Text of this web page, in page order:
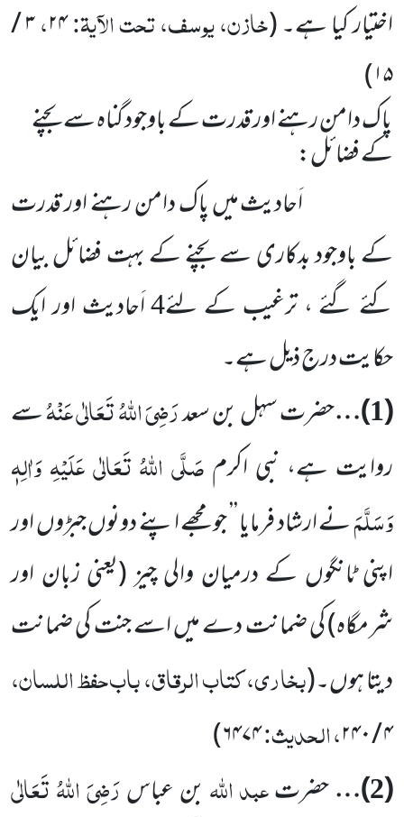
اختیار کیا ہے۔(خازن، یوسف، تحت الآیۃ:۲۴،۳/
۱۵)
پاک دامن رہنے اور قدرت کے باوجود گناہ سے بچنے
کے فضائل:
اَحادیث میں پاک دامن رہنے اور قدرت
کے باوجود بدکاری سے بچنے کے بہت فضائل بیان
کئے گئے ، ترغیبکے لئے4اَحادیث اور ایک
حکایت درج ذیل ہے۔
(
1
)…حضرت سہل بن سعدرَضِیَ اللہُ تَعَالٰی عَنْہُسے
روایت ہے، نبی اکرمصَلَّی اللہُ تَعَالٰی عَلَیْہِ وَاٰلِہٖ
وَسَلَّمَنے ارشاد فرمایا ’’ جومجھے اپنے دونوں جبڑوں اور
اپنی ٹانگوں کے درمیان والی چیز(یعنی زبان اور
شرمگاہ)کی ضمانت دے میں اسے جنت کی ضمانت
دیتا ہوں۔(بخاری، کتاب الرقاق، باب حفظ اللسان،
۴/۲۴۰، الحدیث:۶۴۷۴)
(
2
)…حضرتعبداللہ بن عباسرَضِیَ اللہُ تَعَالٰی